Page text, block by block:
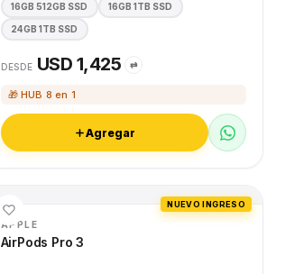
16GB 512GB SSD 16GB 1TB SSD
24GB 1TB SSD
DESDE USD 1,425 ⇄
🎁 HUB 8 en 1
Agregar
NUEVO INGRESO
APPLE
AirPods Pro 3